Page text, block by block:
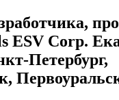
ESV Corp.
Петербург,